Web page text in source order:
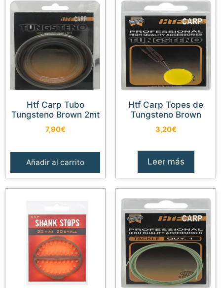
Htf Carp Tubo
Tungsteno Brown 2mt
7,90€
Añadir al carrito
Htf Carp Topes de
Tungsteno Brown
3,20€
Leer más